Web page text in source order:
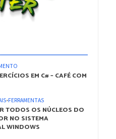
EM C# – CAFÉ COM
•FERRAMENTAS
TODOS OS NÚCLEOS DO
NO SISTEMA
WINDOWS